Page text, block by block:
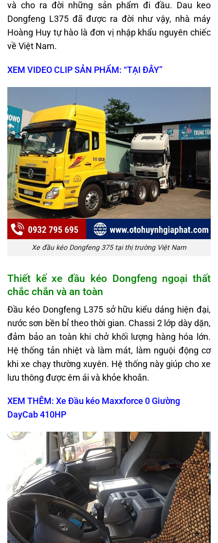
và cho ra đời những sản phẩm đi đầu. Dau keo
Dongfeng L375 đã được ra đời như vậy, nhà máy
Hoàng Huy tự hào là đơn vị nhập khẩu nguyên chiếc
về Việt Nam.
XEM VIDEO CLIP SẢN PHẨM: “TẠI ĐÂY”
Xe đầu kéo Dongfeng 375 tại thị trường Việt Nam
Thiết kế xe đầu kéo Dongfeng ngoại thất
chắc chắn và an toàn
Đầu kéo Dongfeng L375 sở hữu kiểu dáng hiện đại,
nước sơn bền bỉ theo thời gian. Chassi 2 lớp dày dặn,
đảm bảo an toàn khi chở khối lượng hàng hóa lớn.
Hệ thống tản nhiệt và làm mát, làm nguội động cơ
khi xe chạy thường xuyên. Hệ thống này giúp cho xe
lưu thông được êm ái và khỏe khoắn.
XEM THÊM: Xe Đầu kéo Maxxforce 0 Giường
DayCab 410HP